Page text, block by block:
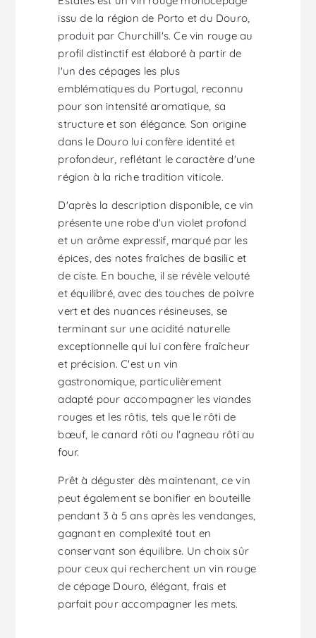
issu de la région de Porto et du Douro,
produit par Churchill's. Ce vin rouge au
profil distinctif est élaboré à partir de
l'un des cépages les plus
emblématiques du Portugal, reconnu
pour son intensité aromatique, sa
structure et son élégance. Son origine
dans le Douro lui confère identité et
profondeur, reflétant le caractère d'une
région à la riche tradition viticole.
D'après la description disponible, ce vin
présente une robe d'un violet profond
et un arôme expressif, marqué par les
épices, des notes fraîches de basilic et
de ciste. En bouche, il se révèle velouté
et équilibré, avec des touches de poivre
vert et des nuances résineuses, se
terminant sur une acidité naturelle
exceptionnelle qui lui confère fraîcheur
et précision. C'est un vin
gastronomique, particulièrement
adapté pour accompagner les viandes
rouges et les rôtis, tels que le rôti de
bœuf, le canard rôti ou l'agneau rôti au
four.
Prêt à déguster dès maintenant, ce vin
peut également se bonifier en bouteille
pendant 3 à 5 ans après les vendanges,
gagnant en complexité tout en
conservant son équilibre. Un choix sûr
pour ceux qui recherchent un vin rouge
de cépage Douro, élégant, frais et
parfait pour accompagner les mets.